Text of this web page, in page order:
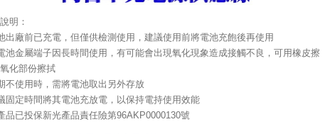
明：
出廠前已充電，但僅供檢測使用，建議使用前將電池充飽後再使用
池金屬端子因長時間使用，有可能會出現氧化現象造成接觸不良，可用橡皮擦
化部份擦拭
不使用時，需將電池取出另外存放
固定時間將其電池充放電，以保持電持使用效能
品已投保新光產品責任險第96AKP0000130號